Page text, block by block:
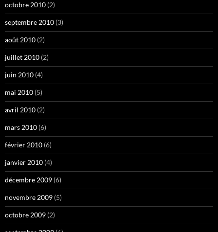
octobre 2010 (2)
septembre 2010 (3)
août 2010 (2)
juillet 2010 (2)
juin 2010 (4)
mai 2010 (5)
avril 2010 (2)
mars 2010 (6)
février 2010 (6)
janvier 2010 (4)
décembre 2009 (6)
novembre 2009 (5)
octobre 2009 (2)